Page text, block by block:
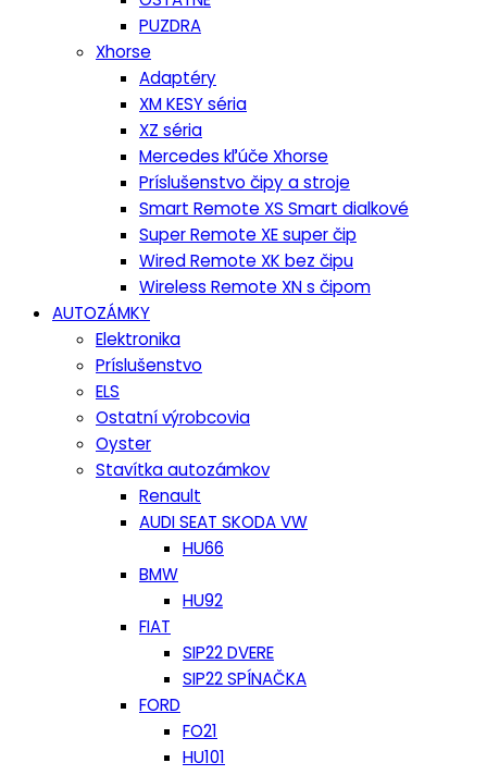
PUZDRA
Xhorse
Adaptéry
XM KESY séria
XZ séria
Mercedes kľúče Xhorse
Príslušenstvo čipy a stroje
Smart Remote XS Smart dialkové
Super Remote XE super čip
Wired Remote XK bez čipu
Wireless Remote XN s čipom
AUTOZÁMKY
Elektronika
Príslušenstvo
ELS
Ostatní výrobcovia
Oyster
Stavítka autozámkov
Renault
AUDI SEAT SKODA VW
HU66
BMW
HU92
FIAT
SIP22 DVERE
SIP22 SPÍNAČKA
FORD
FO21
HU101